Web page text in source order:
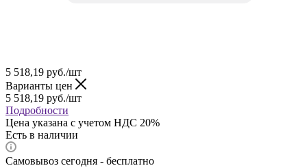
5 518,19 руб./шт
Варианты цен
5 518,19 руб./шт
Подробности
Цена указана с учетом НДС 20%
Есть в наличии
Самовывоз сегодня - бесплатно